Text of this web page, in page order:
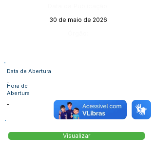
30 de maio de 2026
Data de Abertura
-
Hora de
Abertura
-
Visualizar